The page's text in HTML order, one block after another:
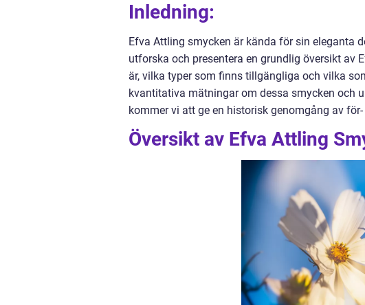
Inledning:
Efva Attling smycken är kända för sin eleganta
utforska och presentera en grundlig översikt av
är, vilka typer som finns tillgängliga och vilka
kvantitativa mätningar om dessa smycken och
kommer vi att ge en historisk genomgång av
Översikt av Efva Attling